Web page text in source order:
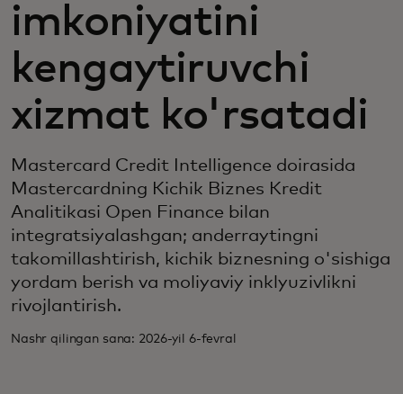
imkoniyatini
kengaytiruvchi
xizmat ko'rsatadi
Mastercard Credit Intelligence doirasida
Mastercardning Kichik Biznes Kredit
Analitikasi Open Finance bilan
integratsiyalashgan; anderraytingni
takomillashtirish, kichik biznesning o'sishiga
yordam berish va moliyaviy inklyuzivlikni
rivojlantirish.
Nashr qilingan sana: 2026-yil 6-fevral